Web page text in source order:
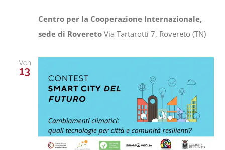
Centro per la Cooperazione Internazionale,
sede di RoveretoVia Tartarotti 7, Rovereto (TN)
Ven
13